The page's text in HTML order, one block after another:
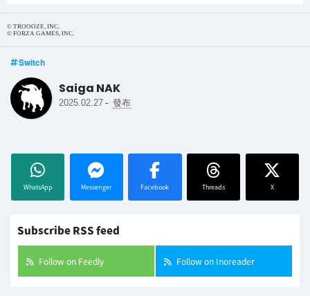
© TROOOZE, INC.
© FORZA GAMES, INC.
Switch
Saiga NAK
2025.02.27 - 發布
WhatsApp Messenger Facebook Threads X
Subscribe RSS feed
Follow on Feedly Follow on Inoreader